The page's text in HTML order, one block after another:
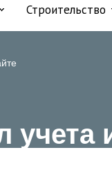
Строительство
учета